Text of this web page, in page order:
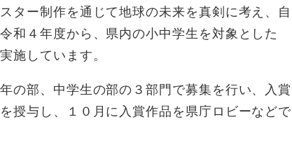
ター制作を通じて地球の未来を真剣に考え、自
和４年度から、県内の小中学生を対象とした
施しています。
の部、中学生の部の３部門で募集を行い、入賞
授与し、１０月に入賞作品を県庁ロビーなどで